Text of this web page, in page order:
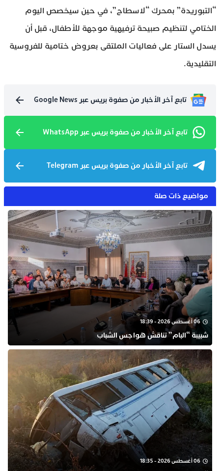
“التبوريدة” بمحرك “لاسطاح”، في حين سيخصص اليوم
الختامي لتنظيم صبيحة ترفيهية موجهة للأطفال، قبل أن
يسدل الستار على فعاليات الملتقى بعروض ختامية للفروسية
التقليدية.
تابع آخر الأخبار من صفوة بريس عبر Google News
تابع آخر الأخبار من صفوة بريس عبر WhatsApp
تابع آخر الأخبار من صفوة بريس عبر Telegram
مواضيع ذات صلة
06 أغسطس 2026 - 18:39
شبيبة “البام” تناقش هواجس الشباب
06 أغسطس 2026 - 18:35